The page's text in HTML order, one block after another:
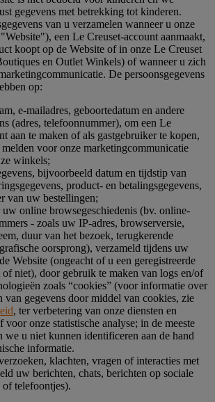
gegevens met betrekking tot kinderen.
van u verzamelen wanneer u onze
een Le Creuset-account aanmaakt,
koopt op de Website of in onze Le Creuset
en Outlet Winkels) of wanneer u zich
De persoonsgegevens
op:
e-mailadres, geboortedatum en andere
(adres, telefoonnummer), om een Le
aan te maken of als gastgebruiker te kopen,
voor onze marketingcommunicatie
winkels;
bijvoorbeeld datum en tijdstip van
product- en betalingsgegevens,
van uw bestellingen;
uw online browsegeschiedenis (bv. online-
- zoals uw IP-adres, browserversie,
duur van het bezoek, terugkerende
oorsprong), verzameld tijdens uw
Website (ongeacht of u een geregistreerde
of niet), door gebruik te maken van logs en/of
zoals “cookies” (voor informatie over
van gegevens door middel van cookies, zie
, ter verbetering van onze diensten en
voor onze statistische analyse; in de meeste
we u niet kunnen identificeren aan de hand
informatie.
klachten, vragen of interacties met
uw berichten, chats, berichten op sociale
telefoontjes).